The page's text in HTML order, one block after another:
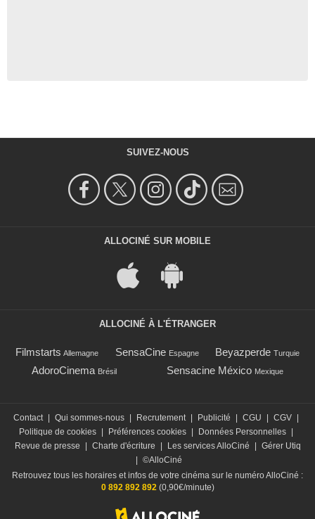
SUIVEZ-NOUS
ALLOCINÉ SUR MOBILE
ALLOCINÉ À L'ÉTRANGER
Filmstarts Allemagne SensaCine Espagne Beyazperde Turquie
AdoroCinema Brésil Sensacine México Mexique
Contact Qui sommes-nous Recrutement Publicité CGU CGV
Politique de cookies
Préférences cookies Données Personnelles
Revue de presse
Charte d'écriture Les services AlloCiné
Gérer Utiq
©AlloCiné
Retrouvez tous les horaires et infos de votre cinéma sur le numéro AlloCiné :
0 892 892 892(0,90€/minute)